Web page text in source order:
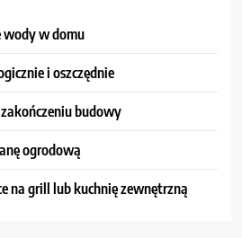
wody w domu
i oszczędnie
budowy
ogrodową
na grill lub kuchnię zewnętrzną